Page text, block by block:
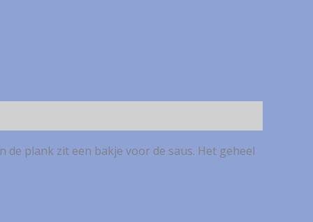
plank zit een bakje voor de saus. Het geheel